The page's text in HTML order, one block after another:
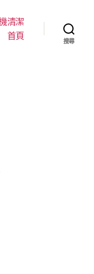
清潔
首頁 搜尋